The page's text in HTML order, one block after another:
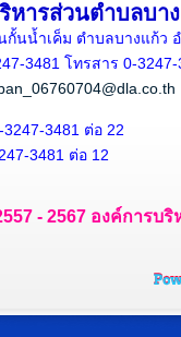
หารส่วนตำบลบา
นน้ำเค็ม ตำบลบางแก้ว
3481 โทรสาร 0-3247-
3481 ต่อ 22
3481 ต่อ 12
- 2567 องค์การบ